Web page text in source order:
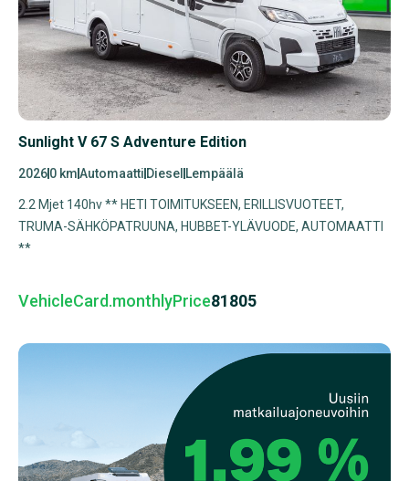
Sunlight V 67 S Adventure Edition
20260 kmAutomaatti Diesel Lempäälä
2.2 Mjet 140hv ** HETI TOIMITUKSEEN, ERILLISVUOTEET,
TRUMA-SÄHKÖPATRUUNA, HUBBET-YLÄVUODE, AUTOMAATTI
**
VehicleCard.monthlyPrice81805